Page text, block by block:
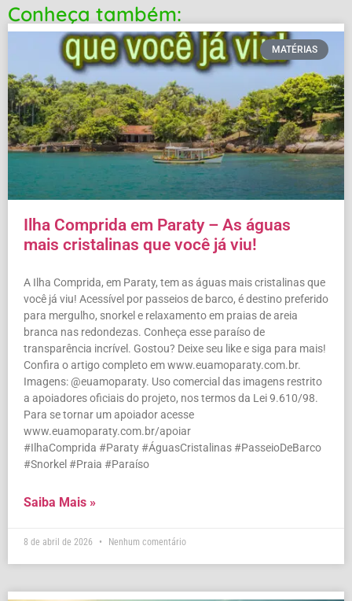
Conheça também:
MATÉRIAS
Ilha Comprida em Paraty – As águas
mais cristalinas que você já viu!
A Ilha Comprida, em Paraty, tem as águas mais cristalinas que
você já viu! Acessível por passeios de barco, é destino preferido
para mergulho, snorkel e relaxamento em praias de areia
branca nas redondezas. Conheça esse paraíso de
transparência incrível. Gostou? Deixe seu like e siga para mais!
Confira o artigo completo em www.euamoparaty.com.br.
Imagens: @euamoparaty. Uso comercial das imagens restrito
a apoiadores oficiais do projeto, nos termos da Lei 9.610/98.
Para se tornar um apoiador acesse
www.euamoparaty.com.br/apoiar
#IlhaComprida #Paraty #ÁguasCristalinas #PasseioDeBarco
#Snorkel #Praia #Paraíso
Saiba Mais »
8 de abril de 2026 Nenhum comentário